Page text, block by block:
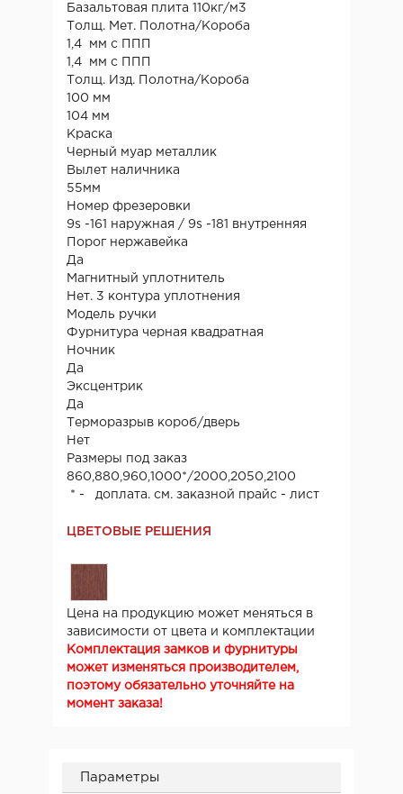
Базальтовая плита 110кг/м3
Толщ. Мет. Полотна/Короба
1,4 мм с ППП
1,4 мм с ППП
Толщ. Изд. Полотна/Короба
100 мм
104 мм
Краска
Черный муар металлик
Вылет наличника
55мм
Номер фрезеровки
9s -161 наружная / 9s -181 внутренняя
Порог нержавейка
Да
Магнитный уплотнитель
Нет. 3 контура уплотнения
Модель ручки
Фурнитура черная квадратная
Ночник
Да
Эксцентрик
Да
Терморазрыв короб/дверь
Нет
Размеры под заказ
860,880,960,1000*/2000,2050,2100
* - доплата. см. заказной прайс - лист
ЦВЕТОВЫЕ РЕШЕНИЯ
Цена на продукцию может меняться в
зависимости от цвета и комплектации
Комплектация замков и фурнитуры
может изменяться производителем,
поэтому обязательно уточняйте на
момент заказа!
Параметры